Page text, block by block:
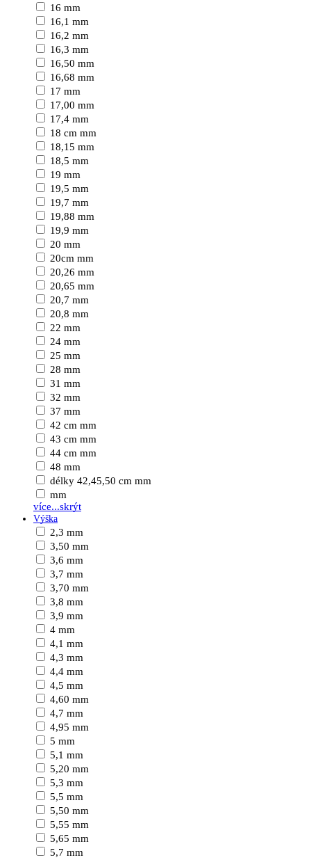
16 mm
16,1 mm
16,2 mm
16,3 mm
16,50 mm
16,68 mm
17 mm
17,00 mm
17,4 mm
18 cm mm
18,15 mm
18,5 mm
19 mm
19,5 mm
19,7 mm
19,88 mm
19,9 mm
20 mm
20cm mm
20,26 mm
20,65 mm
20,7 mm
20,8 mm
22 mm
24 mm
25 mm
28 mm
31 mm
32 mm
37 mm
42 cm mm
43 cm mm
44 cm mm
48 mm
délky 42,45,50 cm mm
mm
více...skrýt
Výška
2,3 mm
3,50 mm
3,6 mm
3,7 mm
3,70 mm
3,8 mm
3,9 mm
4 mm
4,1 mm
4,3 mm
4,4 mm
4,5 mm
4,60 mm
4,7 mm
4,95 mm
5 mm
5,1 mm
5,20 mm
5,3 mm
5,5 mm
5,50 mm
5,55 mm
5,65 mm
5,7 mm